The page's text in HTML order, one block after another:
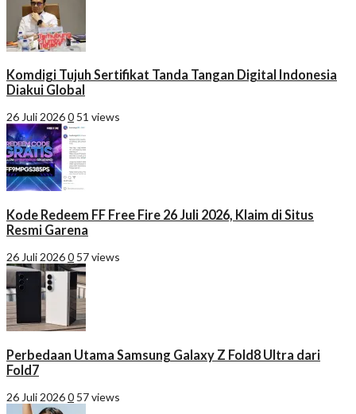
Komdigi Tujuh Sertifikat Tanda Tangan Digital Indonesia
Diakui Global
26 Juli 20260 51 views
Kode Redeem FF Free Fire 26 Juli 2026, Klaim di Situs
Resmi Garena
26 Juli 20260 57 views
Perbedaan Utama Samsung Galaxy Z Fold8 Ultra dari
Fold7
26 Juli 20260 57 views